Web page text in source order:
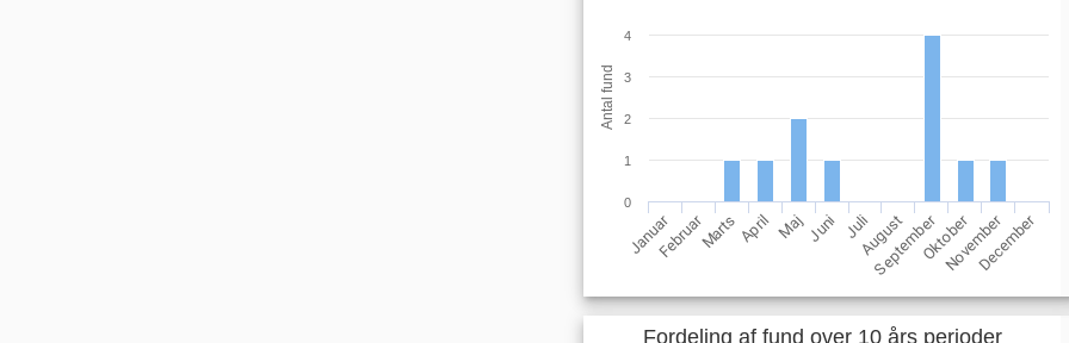
Antal fund
JanuarFebruarMarts April Maj Juni JuliAugust
SeptemberOktober
NovemberDecember
0
1
2
3
4
Fordeling af fund over 10 års perioder